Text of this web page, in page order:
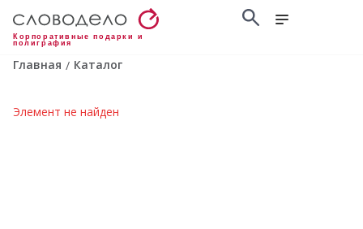
Корпоративные подарки и
полиграфия
Главная / Каталог
Элемент не найден